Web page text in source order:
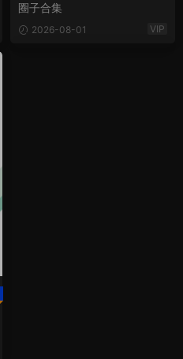
圈子合集
2026-08-01 VIP